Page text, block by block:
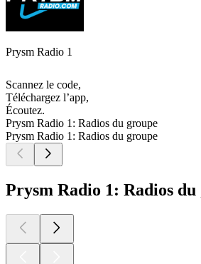
Prysm Radio 1
Scannez le code,
Téléchargez l’app,
Écoutez.
Prysm Radio 1: Radios du groupe
Prysm Radio 1: Radios du groupe
Prysm Radio 1: Radios du